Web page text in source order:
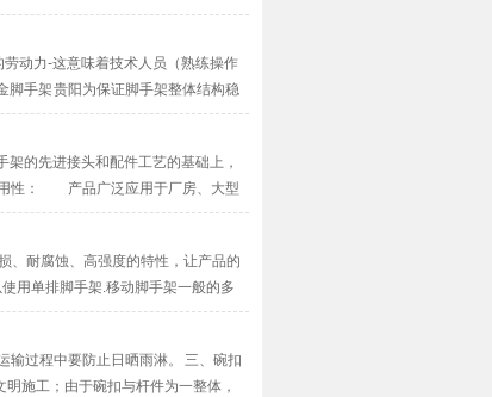
动力-这意味着技术人员（熟练操作
脚手架 贵阳为保证脚手架整体结构稳
的先进接头和配件工艺的基础上，
用性： 产品广泛应用于厂房、大型
、耐腐蚀、高强度的特性，让产品的
用单排脚手架.移动脚手架一般的多
输过程中要防止日晒雨淋。 三、碗扣
施工；由于碗扣与杆件为一整体，